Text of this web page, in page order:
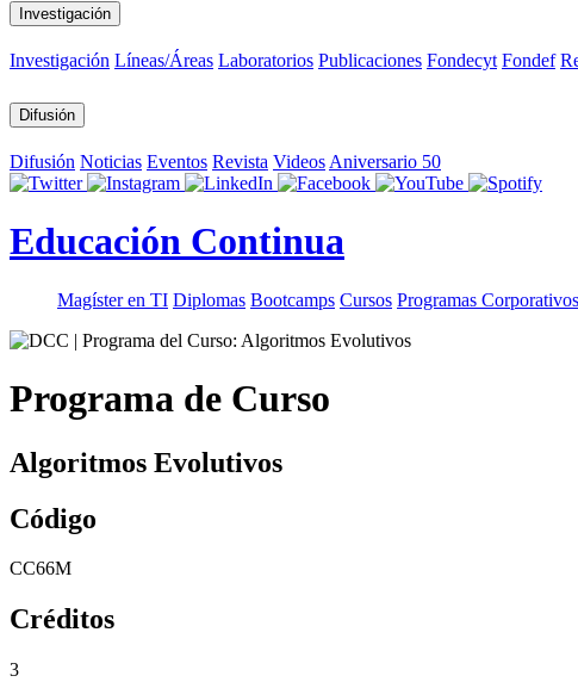
Investigación
Investigación Líneas/Áreas Laboratorios Publicaciones Fondecyt Fondef
Difusión
Difusión Noticias Eventos Revista Videos Aniversario 50
Educación Continua
Magíster en TI Diplomas Bootcamps Cursos Programas Corporativos
Programa de Curso
Algoritmos Evolutivos
Código
CC66M
Créditos
3